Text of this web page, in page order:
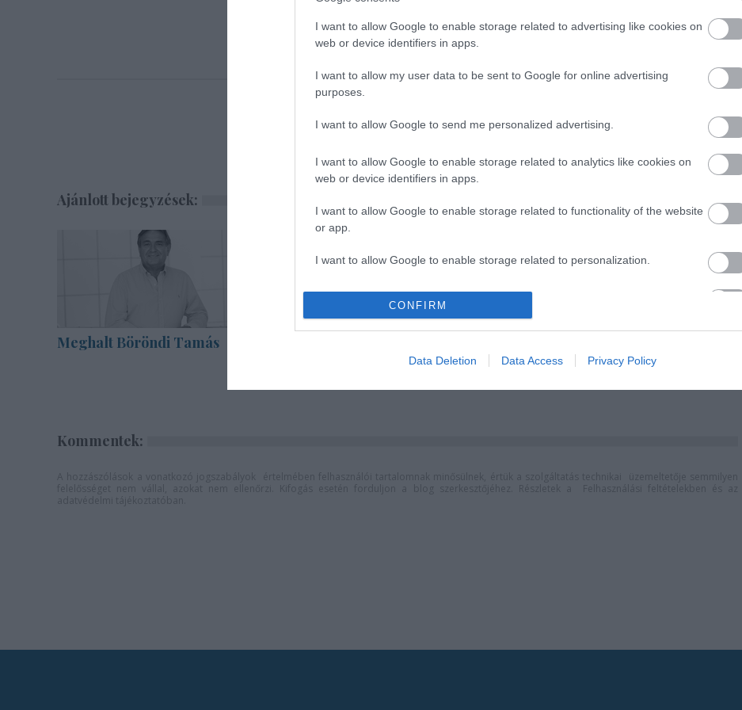
I want to allow Google to enable storage related to advertising like cookies on
web or device identifiers in apps.
I want to allow my user data to be sent to Google for online advertising
purposes.
I want to allow Google to send me personalized advertising.
I want to allow Google to enable storage related to analytics like cookies on
web or device identifiers in apps.
I want to allow Google to enable storage related to functionality of the website
or app.
I want to allow Google to enable storage related to personalization.
I want to allow Google to enable storage related to security, including
CONFIRM
Data Deletion Data Access Privacy Policy
Ajánlott bejegyzések:
Meghalt Böröndi Tamás
vetítés a Vörösmarty
Nyári Színház
Kommentek: